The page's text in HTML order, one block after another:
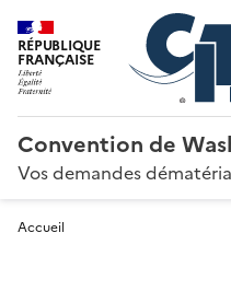
RÉPUBLIQUE
FRANÇAISE
Convention de
Vos demandes
Accueil